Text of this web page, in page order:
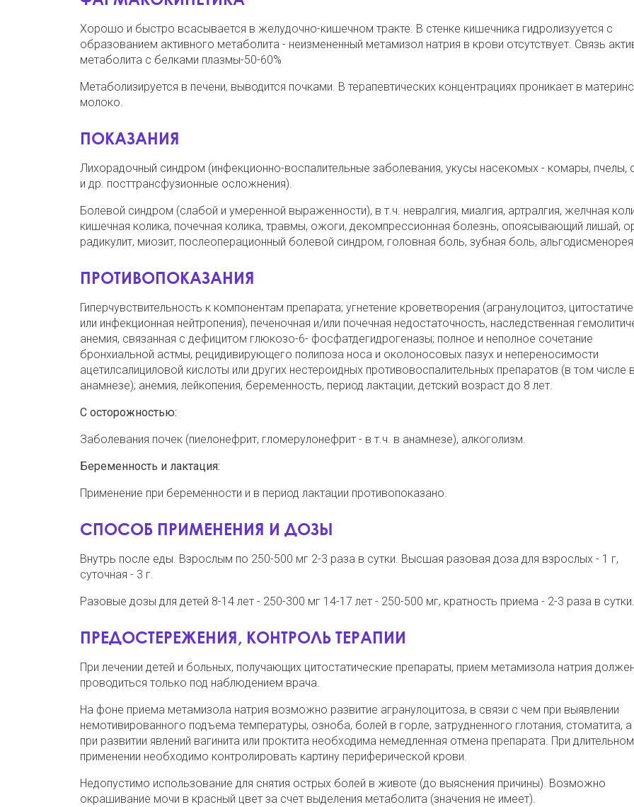
Хорошо и быстро всасывается в желудочно-кишечном тракте. В стенке кишечника гидролизууется с
образованием активного метаболита - неизмененный метамизол натрия в крови отсутствует. Связь
метаболита с белками плазмы-50-60%
Метаболизируется в печени, выводится почками. В терапевтических концентрациях проникает в
молоко.
ПОКАЗАНИЯ
Лихорадочный синдром (инфекционно-воспалительные заболевания, укусы насекомых - комары, пчелы,
и др. посттрансфузионные осложнения).
Болевой синдром (слабой и умеренной выраженности), в т.ч. невралгия, миалгия, артралгия, желчная
кишечная колика, почечная колика, травмы, ожоги, декомпрессионная болезнь, опоясывающий лишай,
радикулит, миозит, послеоперационный болевой синдром, головная боль, зубная боль,
ПРОТИВОПОКАЗАНИЯ
Гиперчувствительность к компонентам препарата; угнетение кроветворения (агранулоцитоз,
или инфекционная нейтропения), печеночная и/или почечная недостаточность, наследственная
анемия, связанная с дефицитом глюкозо-6- фосфатдегидрогеназы; полное и неполное сочетание
бронхиальной астмы, рецидивирующего полипоза носа и околоносовых пазух и непереносимости
ацетилсалициловой кислоты или других нестероидных противовоспалительных препаратов (в том числе в
анамнезе); анемия, лейкопения, беременность, период лактации, детский возраст до 8 лет.
С осторожностью:
Заболевания почек (пиелонефрит, гломерулонефрит - в т.ч. в анамнезе), алкоголизм.
Беременность и лактация:
Применение при беременности и в период лактации противопоказано.
СПОСОБ ПРИМЕНЕНИЯ И ДОЗЫ
Внутрь после еды. Взрослым по 250-500 мг 2-3 раза в сутки. Высшая разовая доза для взрослых - 1 г,
суточная - 3 г.
Разовые дозы для детей 8-14 лет - 250-300 мг 14-17 лет - 250-500 мг, кратность приема - 2-3 раза в сутки.
ПРЕДОСТЕРЕЖЕНИЯ, КОНТРОЛЬ ТЕРАПИИ
При лечении детей и больных, получающих цитостатические препараты, прием метамизола натрия должен
проводиться только под наблюдением врача.
На фоне приема метамизола натрия возможно развитие агранулоцитоза, в связи с чем при выявлении
немотивированного подъема температуры, озноба, болей в горле, затрудненного глотания, стоматита,
при развитии явлений вагинита или проктита необходима немедленная отмена препарата. При длительном
применении необходимо контролировать картину периферической крови.
Недопустимо использование для снятия острых болей в животе (до выяснения причины). Возможно
окрашивание мочи в красный цвет за счет выделения метаболита (значения не имеет).